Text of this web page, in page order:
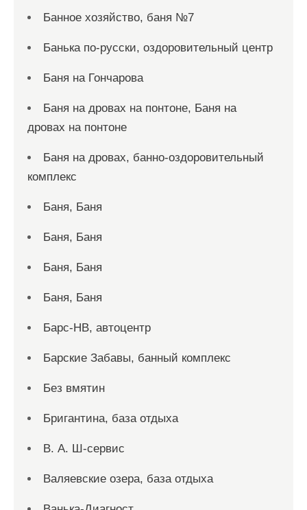
Банное хозяйство, баня №7
Банька по-русски, оздоровительный центр
Баня на Гончарова
Баня на дровах на понтоне, Баня на
дровах на понтоне
Баня на дровах, банно-оздоровительный
комплекс
Баня, Баня
Баня, Баня
Баня, Баня
Баня, Баня
Барс-НВ, автоцентр
Барские Забавы, банный комплекс
Без вмятин
Бригантина, база отдыха
В. А. Ш-сервис
Валяевские озера, база отдыха